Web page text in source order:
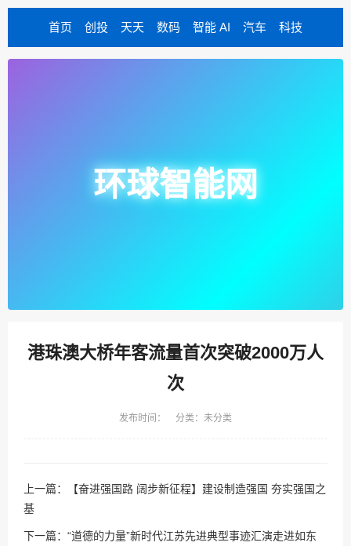
首页 创投 天天 数码 智能 AI 汽车 科技
环球智能网
港珠澳大桥年客流量首次突破2000万人
次
发布时间： 分类：未分类
上一篇：
【奋进强国路 阔步新征程】建设制造强国 夯实强国之
基
下一篇： “道德的力量”新时代江苏先进典型事迹汇演走进如东